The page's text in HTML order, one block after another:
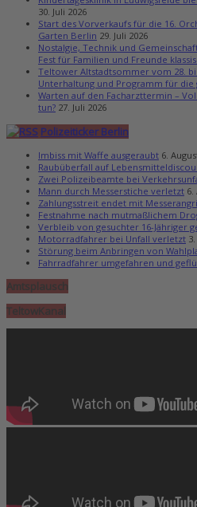
30. Juli 2026
Start des Vorverkaufs für die 16.
Garten Berlin 29. Juli 2026
Nostalgie, Technik und
Fest für Familien und Freunde
Teltower Altstadtsommer vom 28.
Unterhaltung und Programm für die
Warten auf den Facharzttermin –
tun? 27. Juli 2026
Polizeiticker Berlin
Imbiss mit Waffe ausgeraubt 6.
Raubüberfall auf
Zwei Polizeibeamte bei
Mann durch Messerstiche verletzt 6.
Zahlungsstreit endet mit
Festnahme nach mutmaßlichem
Verbleib von gesuchter 16-Jähriger
Motorradfahrer bei Unfall verletzt
Störung beim Anbringen von
Fahrradfahrer umgefahren und
Amtsplausch
TeltowKanal